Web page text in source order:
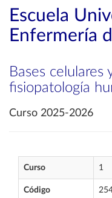
Escuela
Enfermería
Bases celulares
fisiopatología
Curso 2025-2026
Curso 1
Código